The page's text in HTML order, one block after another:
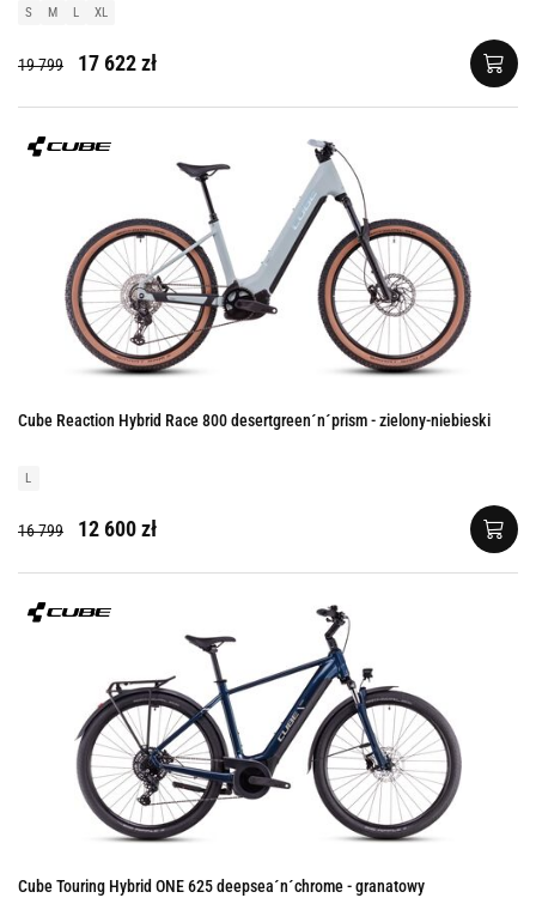
S M L XL
19 799 17 622 zł
Cube Reaction Hybrid Race 800 desertgreen´n´prism - zielony-niebieski
L
16 799 12 600 zł
Cube Touring Hybrid ONE 625 deepsea´n´chrome - granatowy